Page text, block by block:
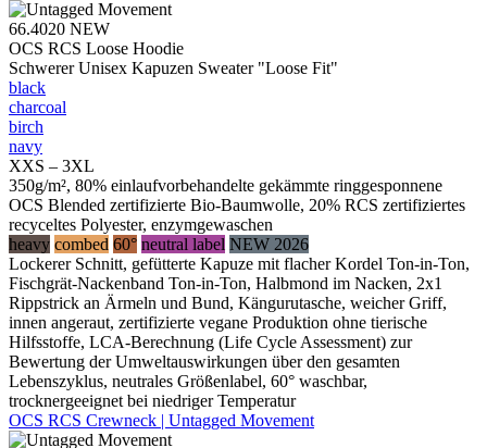
66.4020 NEW
OCS RCS Loose Hoodie
Schwerer Unisex Kapuzen Sweater "Loose Fit"
black
charcoal
birch
navy
XXS – 3XL
350g/m², 80% einlaufvorbehandelte gekämmte ringgesponnene
OCS Blended zertifizierte Bio-Baumwolle, 20% RCS zertifiziertes
recyceltes Polyester, enzymgewaschen
heavy combed 60° neutral label NEW 2026
Lockerer Schnitt, gefütterte Kapuze mit flacher Kordel Ton-in-Ton,
Fischgrät-Nackenband Ton-in-Ton, Halbmond im Nacken, 2x1
Rippstrick an Ärmeln und Bund, Kängurutasche, weicher Griff,
innen angeraut, zertifizierte vegane Produktion ohne tierische
Hilfsstoffe, LCA-Berechnung (Life Cycle Assessment) zur
Bewertung der Umweltauswirkungen über den gesamten
Lebenszyklus, neutrales Größenlabel, 60° waschbar,
trocknergeeignet bei niedriger Temperatur
OCS RCS Crewneck | Untagged Movement